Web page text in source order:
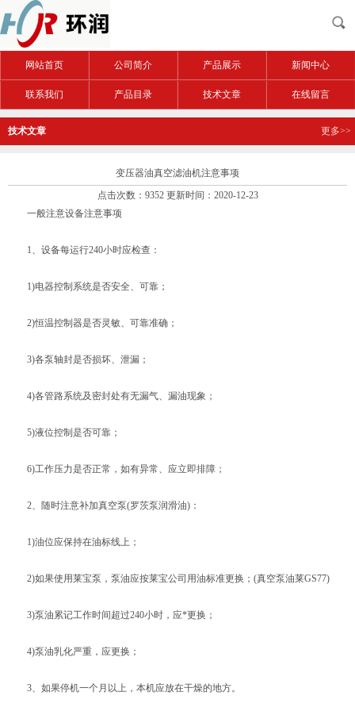
网站首页 公司简介 产品展示 新闻中心
联系我们 产品目录 技术文章 在线留言
技术文章 更多>>
变压器油真空滤油机注意事项
点击次数：9352 更新时间：2020-12-23
一般注意设备注意事项
1、设备每运行240小时应检查：
1)电器控制系统是否安全、可靠；
2)恒温控制器是否灵敏、可靠准确；
3)各泵轴封是否损坏、泄漏；
4)各管路系统及密封处有无漏气、漏油现象；
5)液位控制是否可靠；
6)工作压力是否正常，如有异常、应立即排障；
2、随时注意补加真空泵(罗茨泵润滑油)：
1)油位应保持在油标线上；
2)如果使用莱宝泵，泵油应按莱宝公司用油标准更换；(真空泵油莱GS77)
3)泵油累记工作时间超过240小时，应*更换；
4)泵油乳化严重，应更换；
3、如果停机一个月以上，本机应放在干燥的地方。